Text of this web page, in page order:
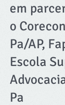
em
o
Pa/AP,
Escola
Pa